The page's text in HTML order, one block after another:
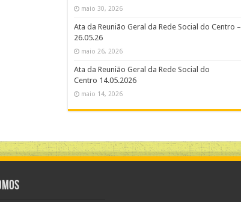
maio 30, 2026
Ata da Reunião Geral da Rede Social do Centro –
26.05.26
maio 26, 2026
Ata da Reunião Geral da Rede Social do
Centro 14.05.2026
maio 14, 2026